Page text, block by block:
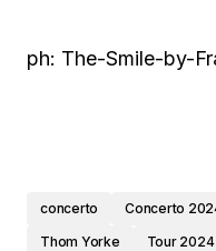
ph: The-Smile-by-
concerto Concerto
Thom Yorke
Tour 2024